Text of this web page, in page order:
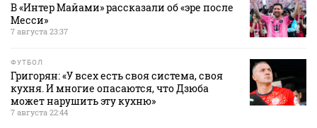
В «Интер Майами» рассказали об «эре после
Месси»
7 августа 23:37
ФУТБОЛ
Григорян: «У всех есть своя система, своя
кухня. И многие опасаются, что Дзюба
может нарушить эту кухню»
7 августа 22:44